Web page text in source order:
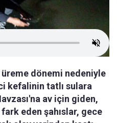
dönemi nedeniyle
kefalinin tatlı sulara
av için giden,
eden şahıslar, gece